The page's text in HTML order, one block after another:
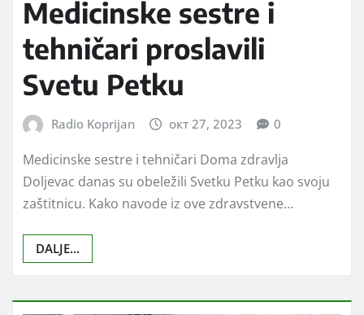
Medicinske sestre i
tehničari proslavili
Svetu Petku
Radio Koprijan окт 27, 2023 0
Medicinske sestre i tehničari Doma zdravlja
Doljevac danas su obeležili Svetku Petku kao svoju
zaštitnicu. Kako navode iz ove zdravstvene…
DALJE...